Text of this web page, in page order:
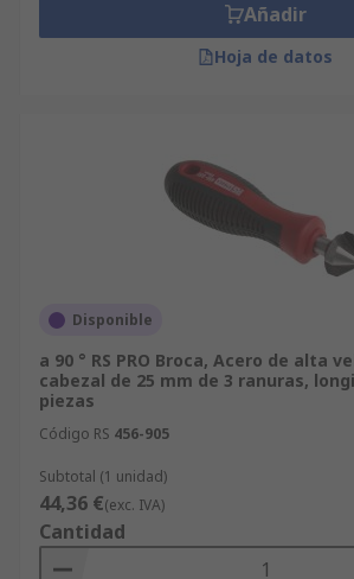
Añadir
Hoja de datos
Disponible
a 90 ° RS PRO Broca, Acero de alta
cabezal de 25 mm de 3 ranuras,
piezas
Código RS 456-905
Subtotal (1 unidad)
44,36 €(exc. IVA)
Cantidad